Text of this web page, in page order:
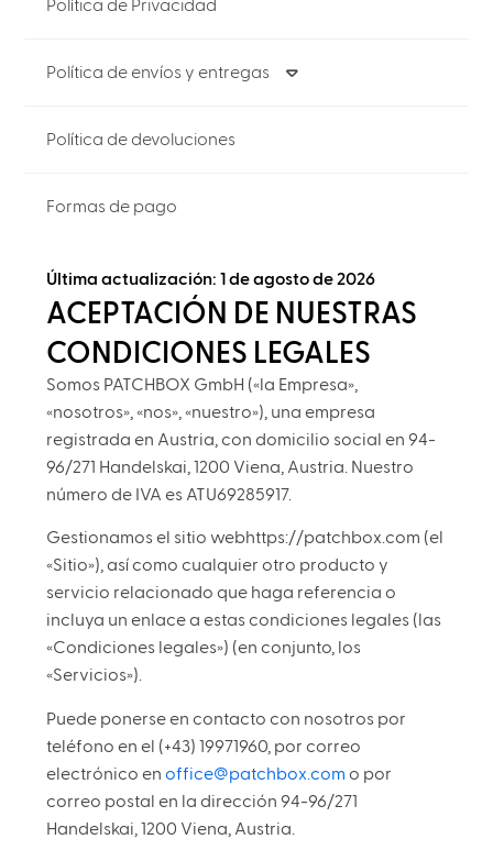
Política de Privacidad
Política de envíos y entregas
Política de devoluciones
Formas de pago
Última actualización: 1 de agosto de 2026
ACEPTACIÓN DE NUESTRAS
CONDICIONES LEGALES
Somos PATCHBOX GmbH («la Empresa»,
«nosotros», «nos», «nuestro»), una empresa
registrada en Austria, con domicilio social en 94-
96/271 Handelskai, 1200 Viena, Austria. Nuestro
número de IVA es ATU69285917.
Gestionamos el sitio webhttps://patchbox.com (el
«Sitio»), así como cualquier otro producto y
servicio relacionado que haga referencia o
incluya un enlace a estas condiciones legales (las
«Condiciones legales») (en conjunto, los
«Servicios»).
Puede ponerse en contacto con nosotros por
teléfono en el (+43) 19971960, por correo
electrónico enoffice@patchbox.com o por
correo postal en la dirección 94-96/271
Handelskai, 1200 Viena, Austria.